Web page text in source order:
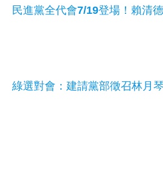
民進黨全代會7/19登場！賴清
綠選對會：建請黨部徵召林月